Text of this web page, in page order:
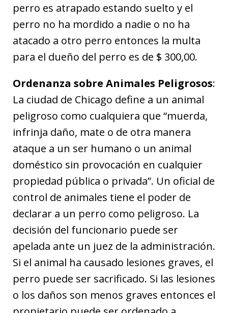
perro es atrapado estando suelto y el
perro no ha mordido a nadie o no ha
atacado a otro perro entonces la multa
para el dueño del perro es de $ 300,00.
Ordenanza sobre Animales Peligrosos:
La ciudad de Chicago define a un animal
peligroso como cualquiera que “muerda,
infrinja daño, mate o de otra manera
ataque a un ser humano o un animal
doméstico sin provocación en cualquier
propiedad pública o privada”. Un oficial de
control de animales tiene el poder de
declarar a un perro como peligroso. La
decisión del funcionario puede ser
apelada ante un juez de la administración.
Si el animal ha causado lesiones graves, el
perro puede ser sacrificado. Si las lesiones
o los daños son menos graves entonces el